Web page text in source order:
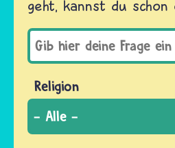
geht, kannst du schon
Religion